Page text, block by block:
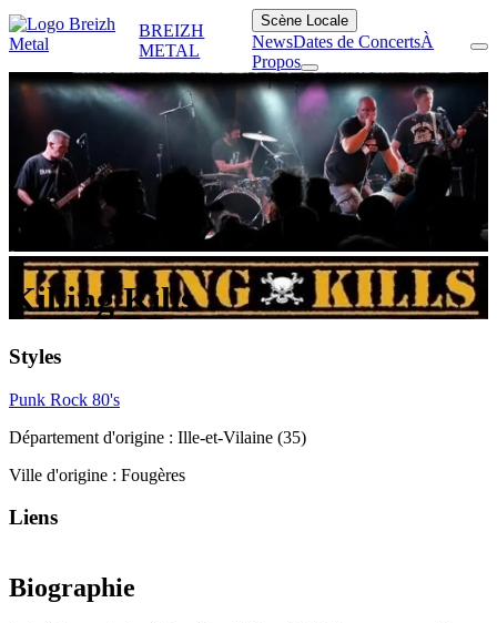
BREIZH
METAL
Scène Locale
NewsDates de ConcertsÀ
Propos
Killing Kills
Styles
Punk Rock 80's
Département d'origine : Ille-et-Vilaine (35)
Ville d'origine : Fougères
Liens
Biographie